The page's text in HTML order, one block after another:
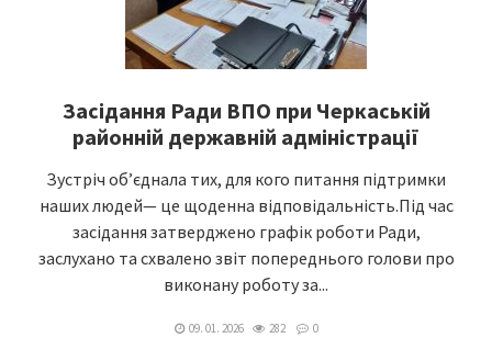
Засідання Ради ВПО при Черкаській
районній державній адміністрації
Зустріч об’єднала тих, для кого питання підтримки
наших людей— це щоденна відповідальність.Під час
засідання затверджено графік роботи Ради,
заслухано та схвалено звіт попереднього голови про
виконану роботу за...
09. 01. 2026 282 0